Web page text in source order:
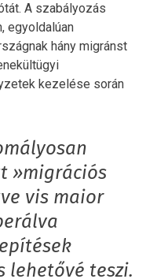
A szabályozás
egyoldalúan
hány migránst
kezelése során
»migrációs
vis maior
lehetővé teszi.